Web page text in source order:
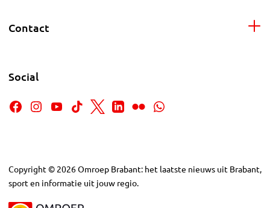
Contact
Social
Copyright © 2026Omroep Brabant: het laatste nieuws uit Brabant,
sport en informatie uit jouw regio.